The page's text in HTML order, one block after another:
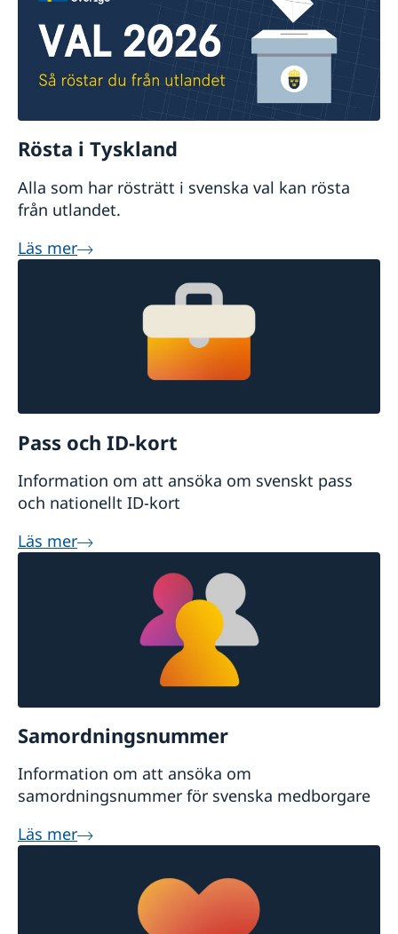
Rösta i Tyskland
Alla som har rösträtt i svenska val kan rösta
från utlandet.
Läs mer
Pass och ID-kort
Information om att ansöka om svenskt pass
och nationellt ID-kort
Läs mer
Samordningsnummer
Information om att ansöka om
samordningsnummer för svenska medborgare
Läs mer